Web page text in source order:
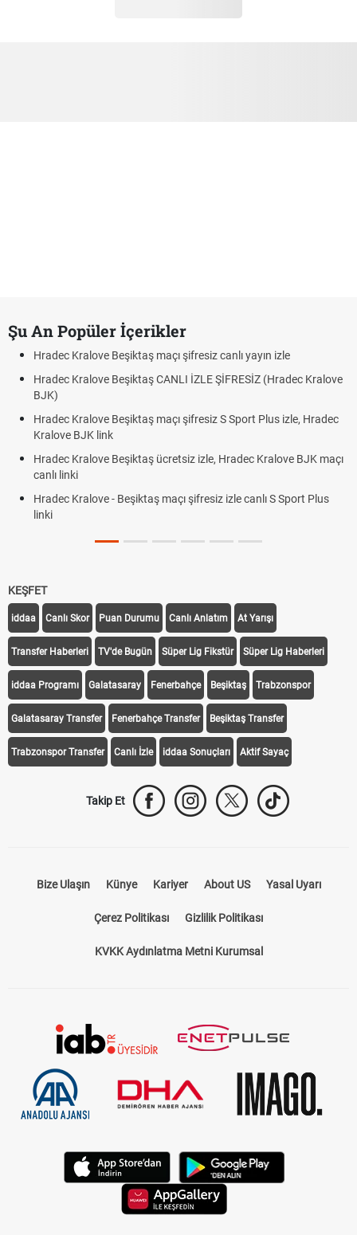
Şu An Popüler İçerikler
Hradec Kralove Beşiktaş maçı şifresiz canlı yayın izle
Hradec Kralove Beşiktaş CANLI İZLE ŞİFRESİZ (Hradec Kralove
BJK)
Hradec Kralove Beşiktaş maçı şifresiz S Sport Plus izle, Hradec
Kralove BJK link
Hradec Kralove Beşiktaş ücretsiz izle, Hradec Kralove BJK maçı
canlı linki
Hradec Kralove - Beşiktaş maçı şifresiz izle canlı S Sport Plus
linki
KEŞFET
iddaa Canlı Skor Puan Durumu Canlı Anlatım At Yarışı
Transfer Haberleri TV'de Bugün Süper Lig Fikstür Süper Lig Haberleri
iddaa Programı Galatasaray Fenerbahçe Beşiktaş Trabzonspor
Galatasaray Transfer Fenerbahçe Transfer Beşiktaş Transfer
Trabzonspor Transfer Canlı İzle iddaa Sonuçları Aktif Sayaç
Takip Et
Bize Ulaşın Künye Kariyer About US Yasal Uyarı
Çerez Politikası Gizlilik Politikası
KVKK Aydınlatma Metni Kurumsal